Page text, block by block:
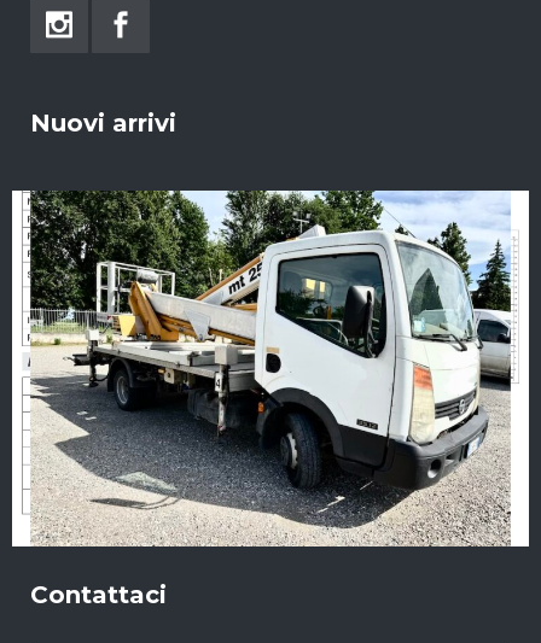
Nuovi arrivi
Contattaci